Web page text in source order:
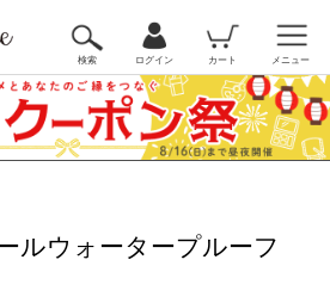
検索 ログイン カート メニュー
ルウォータープルーフ